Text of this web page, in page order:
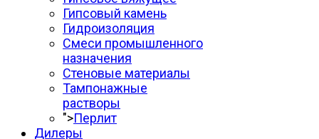
Гипсовый камень
Гидроизоляция
Смеси промышленного
назначения
Стеновые материалы
Тампонажные
растворы
">Перлит
Дилеры